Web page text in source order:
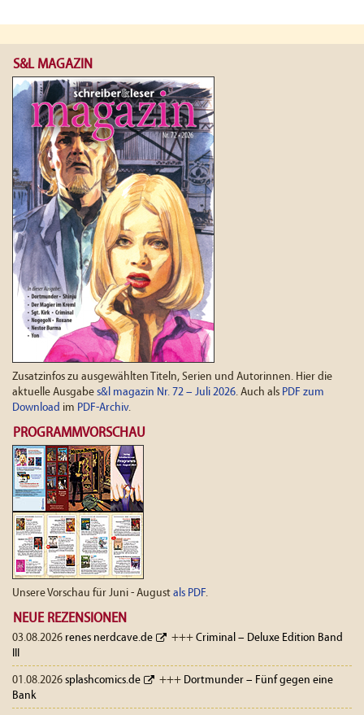
S&L MAGAZIN
Zusatzinfos zu ausgewählten Titeln, Serien und Autorinnen. Hier die
aktuelle Ausgabe s&l magazin Nr. 72 – Juli 2026. Auch als PDF zum
Download im PDF-Archiv.
PROGRAMMVORSCHAU
Unsere Vorschau für Juni - August als PDF.
NEUE REZENSIONEN
03.08.2026 renes nerdcave.de +++ Criminal – Deluxe Edition Band
III
01.08.2026 splashcomics.de +++ Dortmunder – Fünf gegen eine
Bank